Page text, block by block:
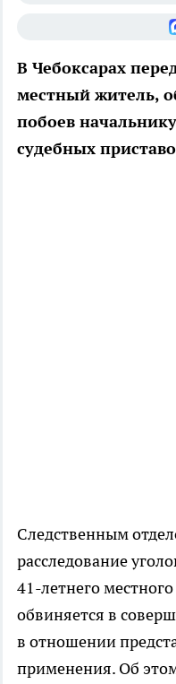
В Чебоксарах
местный житель,
побоев
судебных
Следственным
расследование
41-летнего
обвиняется в
в отношении
применения. Об